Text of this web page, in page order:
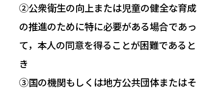
②公衆衛生の向上または児童の健全な育成
の推進のために特に必要がある場合であっ
て，本人の同意を得ることが困難であると
き
③国の機関もしくは地方公共団体またはそ